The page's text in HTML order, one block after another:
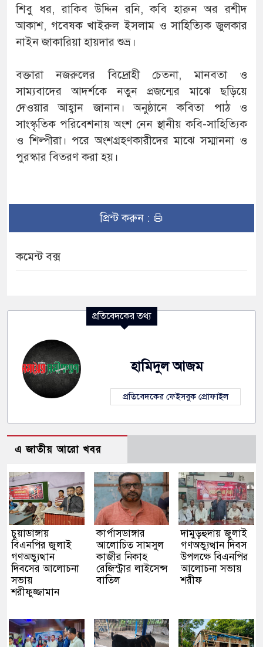
শিবু ধর, রাকিব উদ্দিন রনি, কবি হারুন অর রশীদ
আকাশ, গবেষক খাইরুল ইসলাম ও সাহিত্যিক জুলকার
নাইন জাকারিয়া হায়দার শুভ্র।
বক্তারা নজরুলের বিদ্রোহী চেতনা, মানবতা ও
সাম্যবাদের আদর্শকে নতুন প্রজন্মের মাঝে ছড়িয়ে
দেওয়ার আহ্বান জানান। অনুষ্ঠানে কবিতা পাঠ ও
সাংস্কৃতিক পরিবেশনায় অংশ নেন স্থানীয় কবি-সাহিত্যিক
ও শিল্পীরা। পরে অংশগ্রহণকারীদের মাঝে সম্মাননা ও
পুরস্কার বিতরণ করা হয়।
প্রিন্ট করুন :
কমেন্ট বক্স
প্রতিবেদকের তথ্য
হামিদুল আজম
প্রতিবেদকের ফেইসবুক প্রোফাইল
এ জাতীয় আরো খবর
চুয়াডাঙ্গায়
বিএনপির জুলাই
গণঅভ্যুত্থান
দিবসের আলোচনা
সভায়
শরীফুজ্জামান
কার্পাসডাঙ্গার
আলোচিত সামসুল
কাজীর নিকাহ
রেজিস্ট্রার লাইসেন্স
বাতিল
দামুড়হুদায় জুলাই
গণঅভ্যুত্থান দিবস
উপলক্ষে বিএনপির
আলোচনা সভায়
শরীফ